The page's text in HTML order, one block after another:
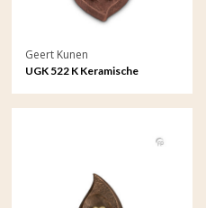
Geert Kunen
UGK 522 K Keramische